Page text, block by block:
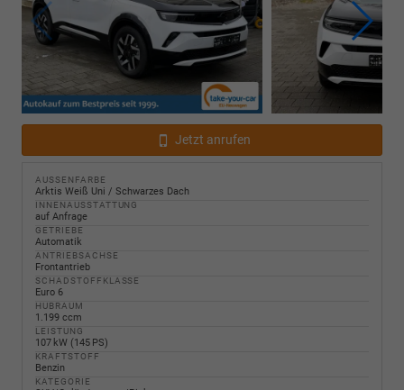
Jetzt anrufen
AUSSENFARBE
Arktis Weiß Uni / Schwarzes Dach
INNENAUSSTATTUNG
auf Anfrage
GETRIEBE
Automatik
ANTRIEBSACHSE
Frontantrieb
SCHADSTOFFKLASSE
Euro 6
HUBRAUM
1.199 ccm
LEISTUNG
107 kW (145 PS)
KRAFTSTOFF
Benzin
KATEGORIE